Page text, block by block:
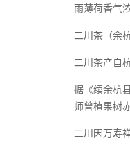
雨薄荷香气
二川茶（余
二川茶产自
据《续余杭
师曾植果树
二川因万寿